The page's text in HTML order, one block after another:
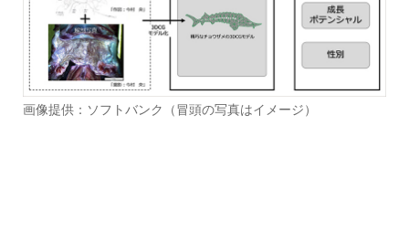
画像提供：ソフトバンク（冒頭の写真はイメージ）